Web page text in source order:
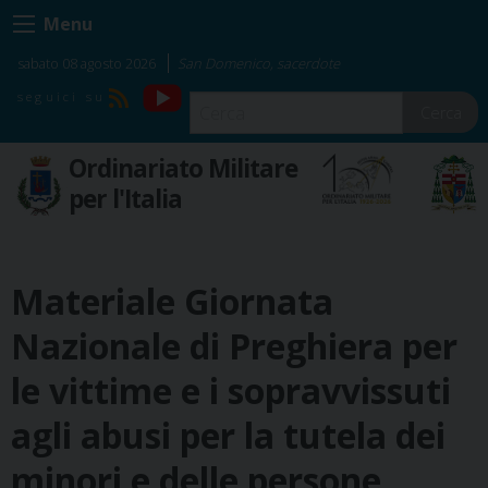
Skip
to
content
Menu
sabato 08 agosto 2026 San Domenico, sacerdote
RSS
YouTube
Ordinariato Militare
per l'Italia
Materiale Giornata
Nazionale di Preghiera per
le vittime e i sopravvissuti
agli abusi per la tutela dei